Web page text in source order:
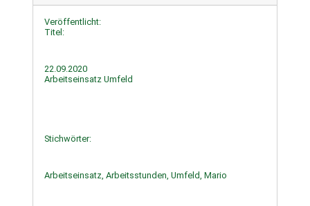
Veröffentlicht:
Titel:
22.09.2020
Arbeitseinsatz Umfeld
Stichwörter:
Arbeitseinsatz, Arbeitsstunden, Umfeld, Mario